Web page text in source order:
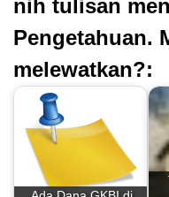
nih tulisan
Pengetahuan.
melewatkan?: